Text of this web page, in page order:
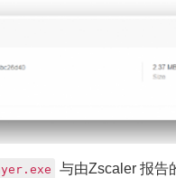
与由Zscaler 报告